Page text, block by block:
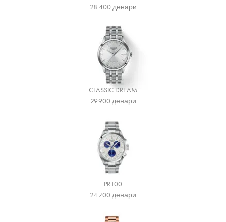
28.400денари
CLASSIC DREAM
29.900денари
PR100
24.700денари